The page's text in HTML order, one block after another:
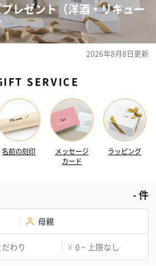
レゼント（洋酒・リキュー
2026年8月8日更新
SERVICE
名前の刻印
メッセージ
カード
ラッピング
-件
母親
だわり ¥ 0 ~ 上限なし